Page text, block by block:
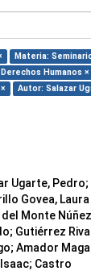
Materia:
Humanos ×
Autor: Salazar
Ugarte, Pedro;
Govea, Laura
del Monte
; Gutiérrez
; Amador
; Castro